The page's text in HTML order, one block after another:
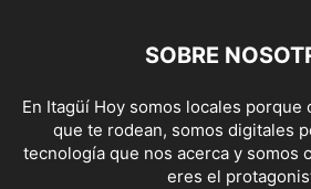
SOBRE
En Itagüí Hoy somos locales porque
que te rodean, somos digitales
tecnología que nos acerca y somos
eres el